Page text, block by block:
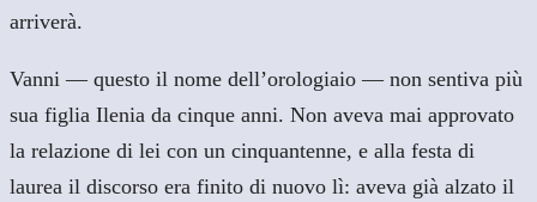
arriverà.
Vanni — questo il nome dell’orologiaio — non sentiva più
sua figlia Ilenia da cinque anni. Non aveva mai approvato
la relazione di lei con un cinquantenne, e alla festa di
laurea il discorso era finito di nuovo lì: aveva già alzato il